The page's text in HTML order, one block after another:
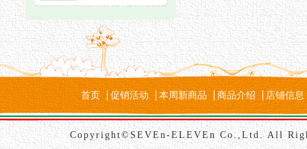
首页 促销活动 本周新商品 商品介绍 店铺信息
Copyright©SEVEn-ELEVEn Co.,Ltd. All